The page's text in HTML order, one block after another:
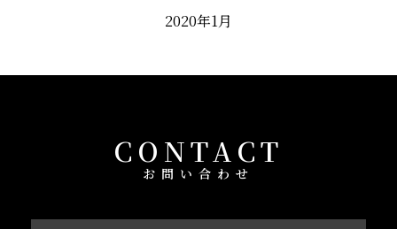
2020年1月
CONTACT
お問い合わせ